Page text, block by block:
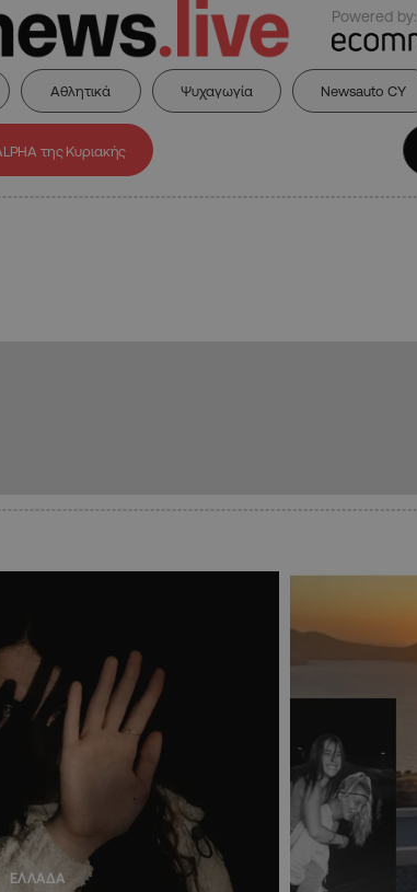
Powered by:
Αθλητικά Ψυχαγωγία Newsauto CY
της Κυριακής
ΕΛΛΑΔΑ